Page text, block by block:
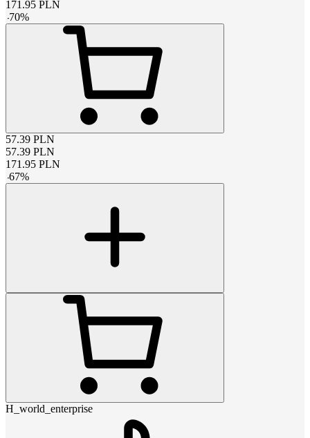
171.95 PLN
-70%
57.39 PLN
57.39 PLN
171.95 PLN
-67%
H_world_enterprise